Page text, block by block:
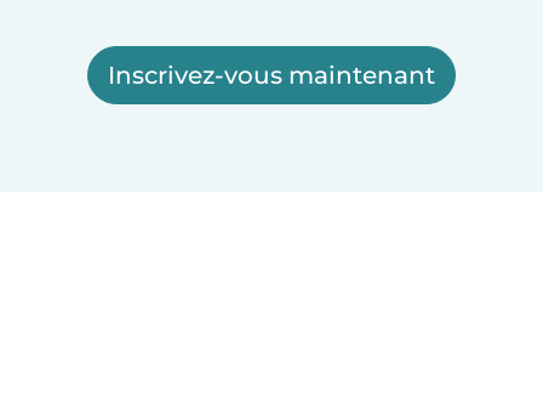
Inscrivez-vous maintenant